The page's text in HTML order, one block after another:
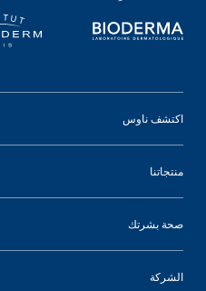
اكتشف ناوس
منتجاتنا
صحة بشرتك
الشركة